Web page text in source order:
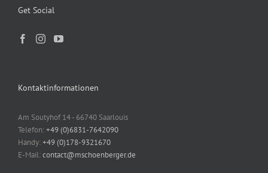
Get Social
Kontaktinformationen
Am Soutyhof 14 - 66740 Saarlouis
Telefon:+49 (0)6831-7642090
Handy:+49 (0)178-9321670
E-Mail:contact@mschoenberger.de